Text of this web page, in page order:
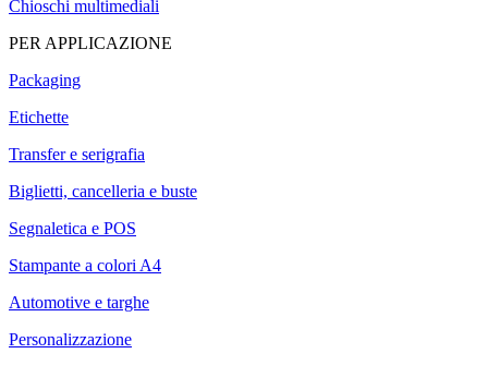
Chioschi multimediali
PER APPLICAZIONE
Packaging
Etichette
Transfer e serigrafia
Biglietti, cancelleria e buste
Segnaletica e POS
Stampante a colori A4
Automotive e targhe
Personalizzazione